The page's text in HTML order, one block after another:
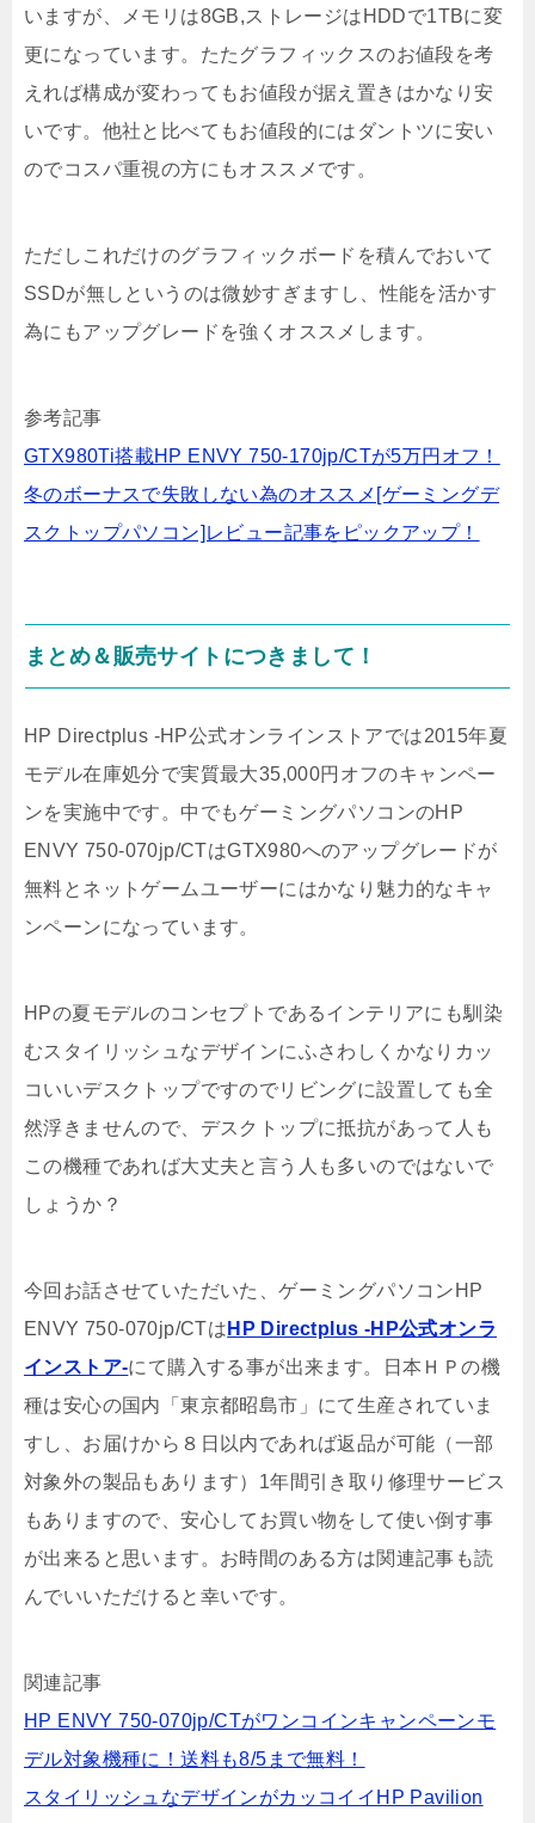
いますが、メモリは8GB,ストレージはHDDで1TBに変
更になっています。たたグラフィックスのお値段を考
えれば構成が変わってもお値段が据え置きはかなり安
いです。他社と比べてもお値段的にはダントツに安い
のでコスパ重視の方にもオススメです。
ただしこれだけのグラフィックボードを積んでおいて
SSDが無しというのは微妙すぎますし、性能を活かす
為にもアップグレードを強くオススメします。
参考記事
GTX980Ti搭載HP ENVY 750-170jp/CTが5万円オフ！
冬のボーナスで失敗しない為のオススメ[ゲーミングデ
スクトップパソコン]レビュー記事をピックアップ！
まとめ＆販売サイトにつきまして！
HP Directplus -HP公式オンラインストアでは2015年夏
モデル在庫処分で実質最大35,000円オフのキャンペー
ンを実施中です。中でもゲーミングパソコンのHP
ENVY 750-070jp/CTはGTX980へのアップグレードが
無料とネットゲームユーザーにはかなり魅力的なキャ
ンペーンになっています。
HPの夏モデルのコンセプトであるインテリアにも馴染
むスタイリッシュなデザインにふさわしくかなりカッ
コいいデスクトップですのでリビングに設置しても全
然浮きませんので、デスクトップに抵抗があって人も
この機種であれば大丈夫と言う人も多いのではないで
しょうか？
今回お話させていただいた、ゲーミングパソコンHP
ENVY 750-070jp/CTは HP Directplus -HP公式オンラ
インストア-にて購入する事が出来ます。日本ＨＰの機
種は安心の国内「東京都昭島市」にて生産されていま
すし、お届けから８日以内であれば返品が可能（一部
対象外の製品もあります）1年間引き取り修理サービス
もありますので、安心してお買い物をして使い倒す事
が出来ると思います。お時間のある方は関連記事も読
んでいいただけると幸いです。
関連記事
HP ENVY 750-070jp/CTがワンコインキャンペーンモ
デル対象機種に！送料も8/5まで無料！
スタイリッシュなデザインがカッコイイHP Pavilion